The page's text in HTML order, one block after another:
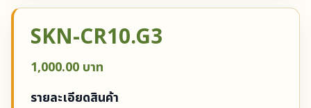
SKN-CR10.G3
1,000.00 บาท
รายละเอียดสินค้า